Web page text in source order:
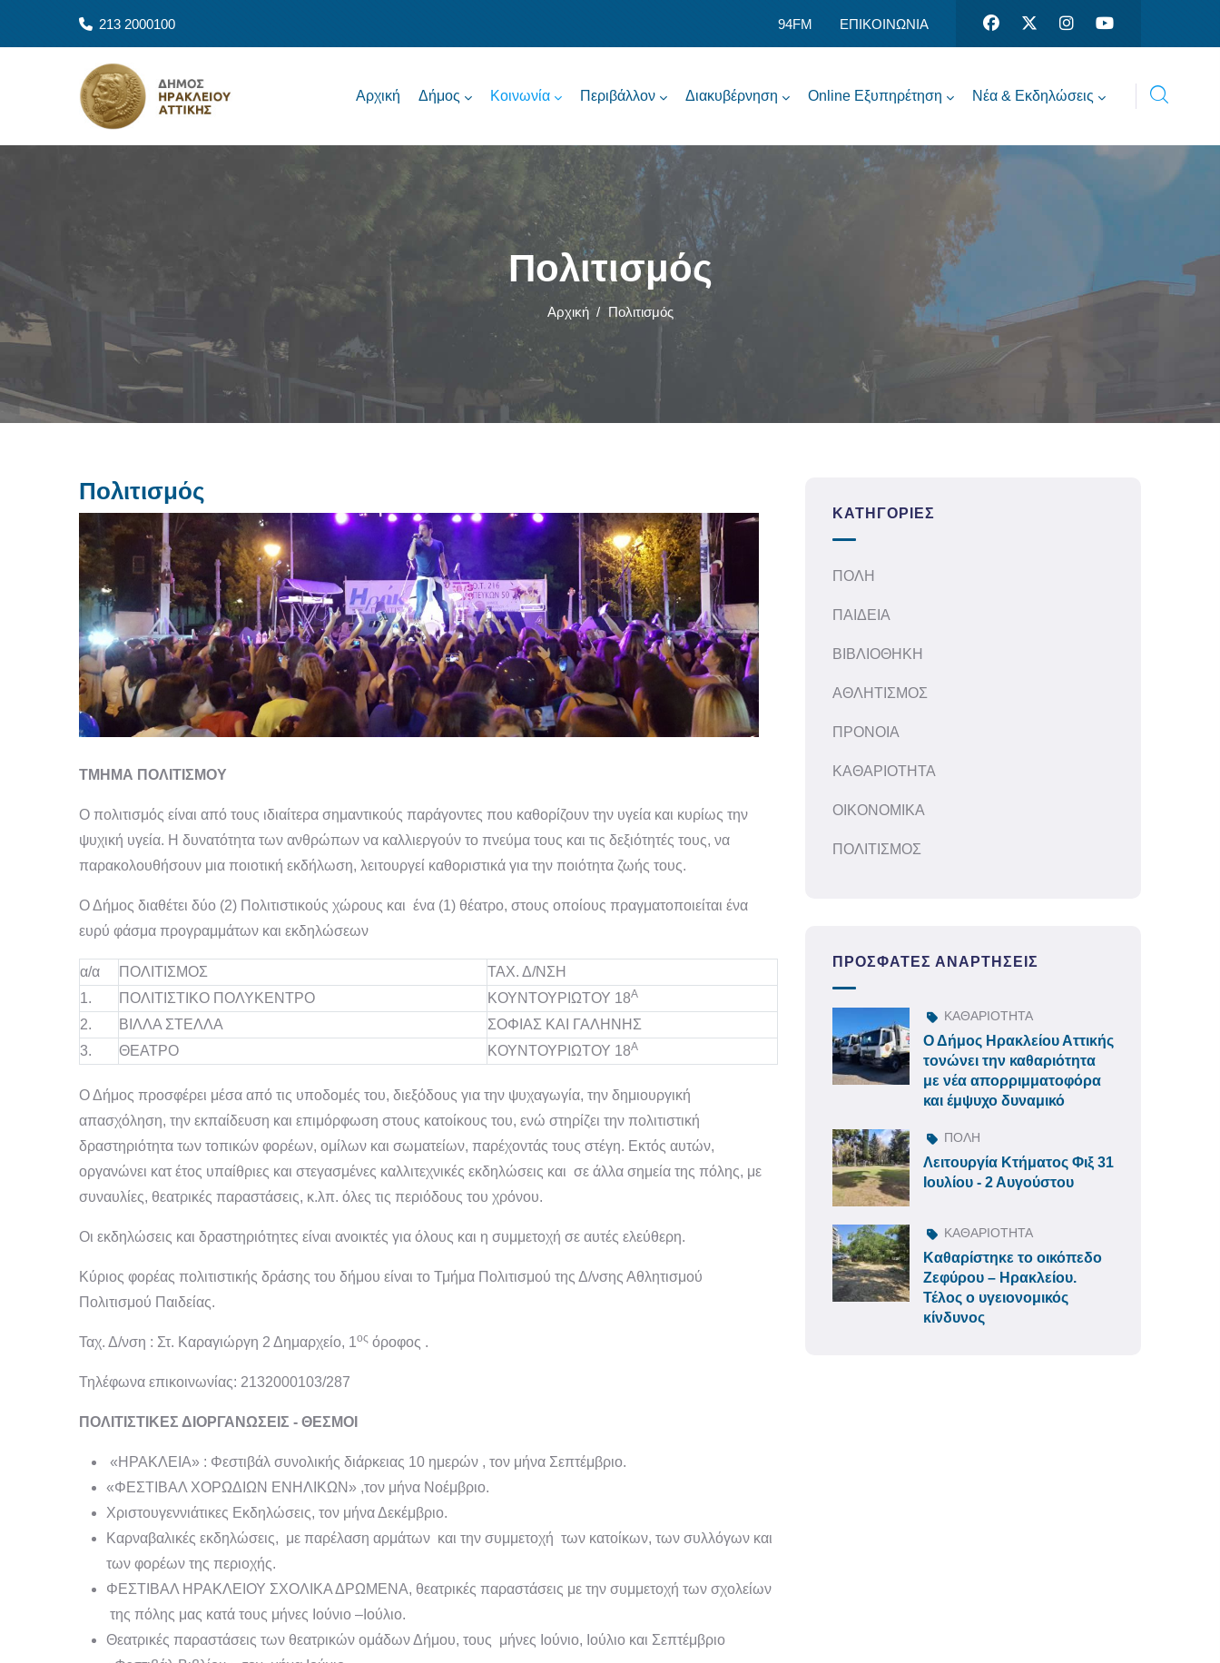
213 2000100 94FM ΕΠΙΚΟΙΝΩΝΙΑ
Αρχική Δήμος Κοινωνία Περιβάλλον Διακυβέρνηση Online Εξυπηρέτηση Νέα & Εκδηλώσεις
Πολιτισμός
Αρχική / Πολιτισμός
Πολιτισμός
ΤΜΗΜΑ ΠΟΛΙΤΙΣΜΟΥ
Ο πολιτισμός είναι από τους ιδιαίτερα σημαντικούς παράγοντες που καθορίζουν την υγεία και κυρίως την
ψυχική υγεία. Η δυνατότητα των ανθρώπων να καλλιεργούν το πνεύμα τους και τις δεξιότητές τους, να
παρακολουθήσουν μια ποιοτική εκδήλωση, λειτουργεί καθοριστικά για την ποιότητα ζωής τους.
Ο Δήμος διαθέτει δύο (2) Πολιτιστικούς χώρους και ένα (1) θέατρο, στους οποίους πραγματοποιείται ένα
ευρύ φάσμα προγραμμάτων και εκδηλώσεων
α/α ΠΟΛΙΤΙΣΜΟΣ
ΤΑΧ. Δ/ΝΣΗ
1.
ΠΟΛΙΤΙΣΤΙΚΟ ΠΟΛΥΚΕΝΤΡΟ ΚΟΥΝΤΟΥΡΙΩΤΟΥ 18Α
2. ΒΙΛΛΑ ΣΤΕΛΛΑ
ΣΟΦΙΑΣ ΚΑΙ ΓΑΛΗΝΗΣ
3.
ΘΕΑΤΡΟ ΚΟΥΝΤΟΥΡΙΩΤΟΥ 18Α
Ο Δήμος προσφέρει μέσα από τις υποδομές του, διεξόδους για την ψυχαγωγία, την δημιουργική
απασχόληση, την εκπαίδευση και επιμόρφωση στους κατοίκους του, ενώ στηρίζει την πολιτιστική
δραστηριότητα των τοπικών φορέων, ομίλων και σωματείων, παρέχοντάς τους στέγη. Εκτός αυτών,
οργανώνει κατ έτος υπαίθριες και στεγασμένες καλλιτεχνικές εκδηλώσεις και σε άλλα σημεία της πόλης, με
συναυλίες, θεατρικές παραστάσεις, κ.λπ. όλες τις περιόδους του χρόνου.
Οι εκδηλώσεις και δραστηριότητες είναι ανοικτές για όλους και η συμμετοχή σε αυτές ελεύθερη.
Κύριος φορέας πολιτιστικής δράσης του δήμου είναι το Τμήμα Πολιτισμού της Δ/νσης Αθλητισμού
Πολιτισμού Παιδείας.
Ταχ. Δ/νση : Στ. Καραγιώργη 2 Δημαρχείο, 1ος όροφος .
Τηλέφωνα επικοινωνίας: 2132000103/287
ΠΟΛΙΤΙΣΤΙΚΕΣ ΔΙΟΡΓΑΝΩΣΕΙΣ - ΘΕΣΜΟΙ
«ΗΡΑΚΛΕΙΑ» : Φεστιβάλ συνολικής διάρκειας 10 ημερών , τoν μήνα Σεπτέμβριο.
«ΦΕΣΤΙΒΑΛ ΧΟΡΩΔΙΩΝ ΕΝΗΛΙΚΩΝ» ,τον μήνα Νοέμβριο.
Χριστουγεννιάτικες Εκδηλώσεις, τον μήνα Δεκέμβριο.
Καρναβαλικές εκδηλώσεις, με παρέλαση αρμάτων και την συμμετοχή των κατοίκων, των συλλόγων και
των φορέων της περιοχής.
ΦΕΣΤΙΒΑΛ ΗΡΑΚΛΕΙΟΥ ΣΧΟΛΙΚΑ ΔΡΩΜΕΝΑ, θεατρικές παραστάσεις με την συμμετοχή των σχολείων
της πόλης μας κατά τους μήνες Ιούνιο –Ιούλιο.
Θεατρικές παραστάσεις των θεατρικών ομάδων Δήμου, τους μήνες Ιούνιο, Ιούλιο και Σεπτέμβριο
ΚΑΤΗΓΟΡΊΕΣ
ΠΟΛΗ
ΠΑΙΔΕΙΑ
ΒΙΒΛΙΟΘΗΚΗ
ΑΘΛΗΤΙΣΜΟΣ
ΠΡΟΝΟΙΑ
ΚΑΘΑΡΙΟΤΗΤΑ
ΟΙΚΟΝΟΜΙΚΑ
ΠΟΛΙΤΙΣΜΟΣ
ΠΡΌΣΦΑΤΕΣ ΑΝΑΡΤΉΣΕΙΣ
ΚΑΘΑΡΙΟΤΗΤΑ
Ο Δήμος Ηρακλείου Αττικής
τονώνει την καθαριότητα
με νέα απορριμματοφόρα
και έμψυχο δυναμικό
ΠΟΛΗ
Λειτουργία Κτήματος Φιξ 31
Ιουλίου - 2 Αυγούστου
ΚΑΘΑΡΙΟΤΗΤΑ
Καθαρίστηκε το οικόπεδο
Ζεφύρου – Ηρακλείου.
Τέλος ο υγειονομικός
κίνδυνος